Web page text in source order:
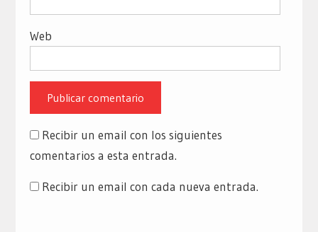
Web
Recibir un email con los siguientes
comentarios a esta entrada.
Recibir un email con cada nueva entrada.